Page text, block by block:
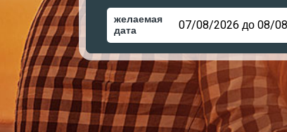
желаемая
дата